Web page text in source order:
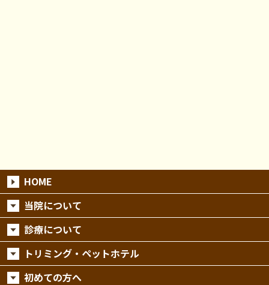
HOME
当院について
診療について
トリミング・ペットホテル
初めての方へ